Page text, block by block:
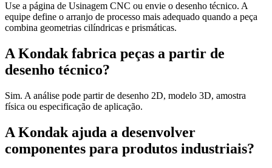
Use a página de Usinagem CNC ou envie o desenho técnico. A
equipe define o arranjo de processo mais adequado quando a peça
combina geometrias cilíndricas e prismáticas.
A Kondak fabrica peças a partir de
desenho técnico?
Sim. A análise pode partir de desenho 2D, modelo 3D, amostra
física ou especificação de aplicação.
A Kondak ajuda a desenvolver
componentes para produtos industriais?